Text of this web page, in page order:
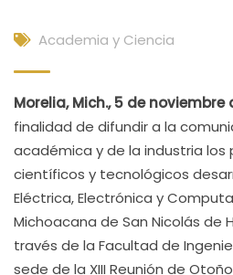
Academia y Ciencia
Morelia, Mich., 5 de noviembre
finalidad de difundir a la
académica y de la industria los
científicos y tecnológicos
Eléctrica, Electrónica y
Michoacana de San Nicolás de
través de la Facultad de
sede de la XIII Reunión de